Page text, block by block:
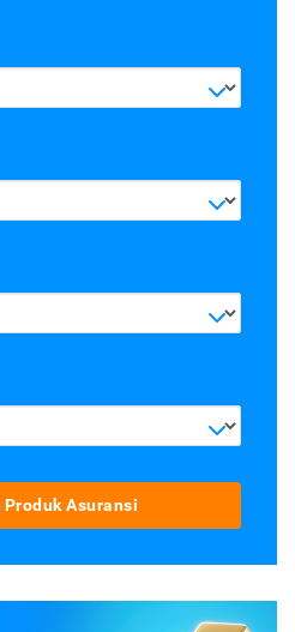
Tampilkan Produk Asuransi